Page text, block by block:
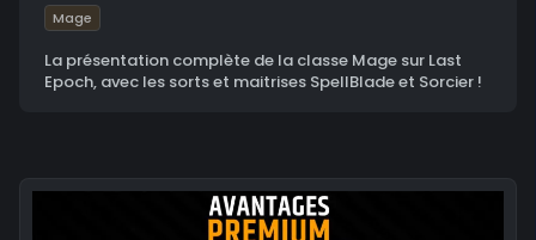
Mage
La présentation complète de la classe Mage sur Last
Epoch, avec les sorts et maitrises SpellBlade et Sorcier !